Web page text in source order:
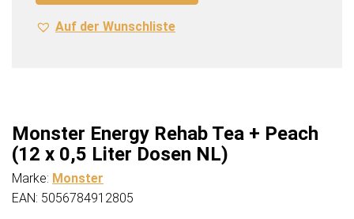
(12
x
Menge
Auf der Wunschliste
Monster Energy Rehab Tea + Peach
(12 x 0,5 Liter Dosen NL)
Marke: Monster
EAN: 5056784912805